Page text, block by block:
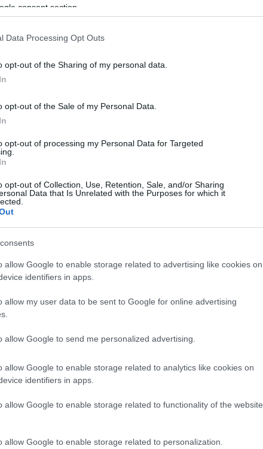
consent section.
Data Processing Opt Outs
opt-out of the Sharing of my personal data.
opt-out of the Sale of my Personal Data.
opt-out of processing my Personal Data for Targeted
opt-out of Collection, Use, Retention, Sale, and/or Sharing
Data that Is Unrelated with the Purposes for which it
allow Google to enable storage related to advertising like cookies on
identifiers in apps.
allow my user data to be sent to Google for online advertising
allow Google to send me personalized advertising.
allow Google to enable storage related to analytics like cookies on
identifiers in apps.
allow Google to enable storage related to functionality of the website
allow Google to enable storage related to personalization.
de 2026 destacou-se como o mês com o maior
da série histórica. O valor dos recursos injetados
do mercado brasileiro para investidores
estão a estabilidade política e econômica do
A recuperação econômica, juntamente com
para a entrada de novos recursos.
a valorização do real também contribuem para atrair
de produtos agrícolas e minerais, o Brasil se